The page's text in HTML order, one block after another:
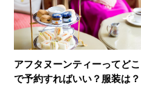
アフタヌーンティーってどこ
で予約すればいい？服装は？